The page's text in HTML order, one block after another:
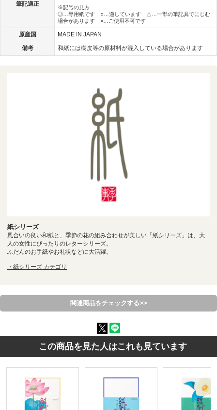
筆記適正
※記号の見方
◎…専用紙です ○…適しています △…一部の筆記具でにじむ
場合があります ×…ご使用不可です
原産国
MADE IN JAPAN
備考
和紙には樹皮等の原材料が混入している場合があります
紙シリーズ
風合いの良い和紙と、季節の花の組み合わせが美しい「紙シリーズ」は、大
人の女性にぴったりのレターシリーズ。
ふだんのお手紙やお礼状などに大活躍。
・紙シリーズ カテゴリ
関連商品をチェックする>>
この商品を見た人はこれも見ています